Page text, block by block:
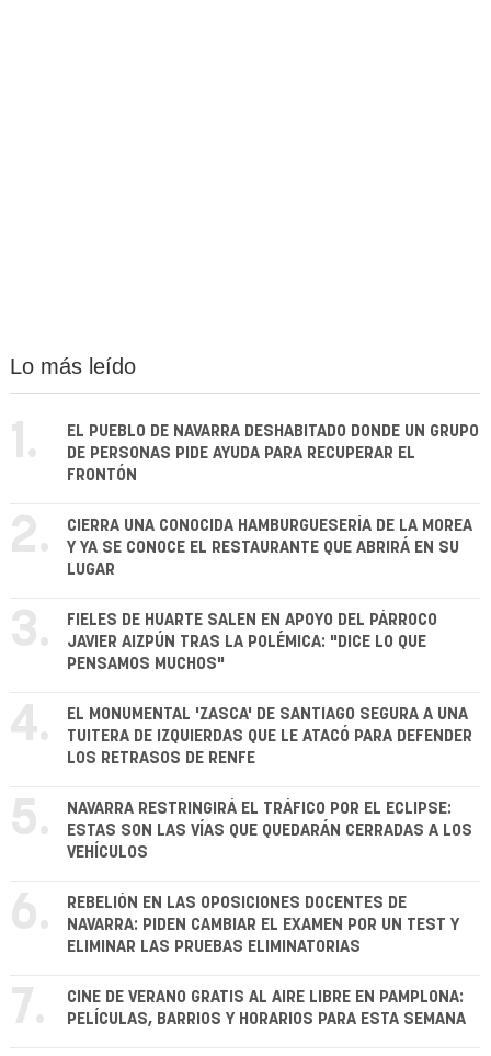
Lo más leído
1.
EL PUEBLO DE NAVARRA DESHABITADO DONDE UN GRUPO
DE PERSONAS PIDE AYUDA PARA RECUPERAR EL
FRONTÓN
2.
CIERRA UNA CONOCIDA HAMBURGUESERÍA DE LA MOREA
Y YA SE CONOCE EL RESTAURANTE QUE ABRIRÁ EN SU
LUGAR
3.
FIELES DE HUARTE SALEN EN APOYO DEL PÁRROCO
JAVIER AIZPÚN TRAS LA POLÉMICA: "DICE LO QUE
PENSAMOS MUCHOS"
4.
EL MONUMENTAL 'ZASCA' DE SANTIAGO SEGURA A UNA
TUITERA DE IZQUIERDAS QUE LE ATACÓ PARA DEFENDER
LOS RETRASOS DE RENFE
5.
NAVARRA RESTRINGIRÁ EL TRÁFICO POR EL ECLIPSE:
ESTAS SON LAS VÍAS QUE QUEDARÁN CERRADAS A LOS
VEHÍCULOS
6.
REBELIÓN EN LAS OPOSICIONES DOCENTES DE
NAVARRA: PIDEN CAMBIAR EL EXAMEN POR UN TEST Y
ELIMINAR LAS PRUEBAS ELIMINATORIAS
7.
CINE DE VERANO GRATIS AL AIRE LIBRE EN PAMPLONA:
PELÍCULAS, BARRIOS Y HORARIOS PARA ESTA SEMANA